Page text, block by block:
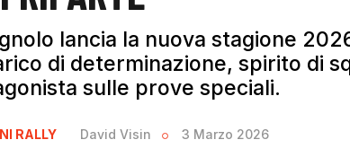
lancia la nuova stagione
di determinazione, spirito di
sulle prove speciali.
RALLY David Visin 3 Marzo 2026